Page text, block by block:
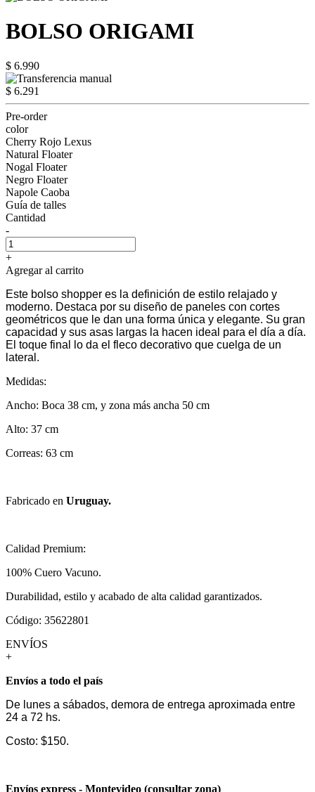
BOLSO ORIGAMI
$ 6.990
$ 6.291
Pre-order
color
Cherry Rojo Lexus
Natural Floater
Nogal Floater
Negro Floater
Napole Caoba
Guía de talles
Cantidad
-
+
Agregar al carrito
Este bolso shopper es la definición de estilo relajado y
moderno. Destaca por su diseño de paneles con cortes
geométricos que le dan una forma única y elegante. Su gran
capacidad y sus asas largas la hacen ideal para el día a día.
El toque final lo da el fleco decorativo que cuelga de un
lateral.
Medidas:
Ancho: Boca 38 cm, y zona más ancha 50 cm
Alto: 37 cm
Correas: 63 cm
Fabricado en Uruguay.
Calidad Premium:
100% Cuero Vacuno.
Durabilidad, estilo y acabado de alta calidad garantizados.
Código: 35622801
ENVÍOS
+
Envíos a todo el país
De lunes a sábados, demora de entrega aproximada entre
24 a 72 hs.
Costo: $150.
Envíos express - Montevideo (consultar zona)